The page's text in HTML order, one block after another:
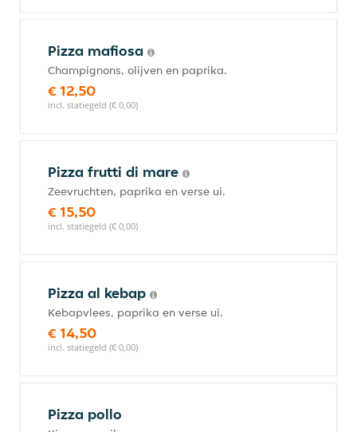
Pizza mafiosa
Champignons, olijven en paprika.
€ 12,50
incl. statiegeld (€ 0,00)
Pizza frutti di mare
Zeevruchten, paprika en verse ui.
€ 15,50
incl. statiegeld (€ 0,00)
Pizza аl kebaр
Kebapvlees, paprika en verse ui.
€ 14,50
incl. statiegeld (€ 0,00)
Pizza pollo